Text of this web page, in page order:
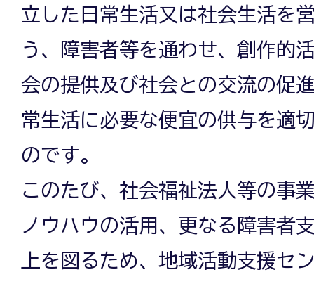
立した日常生活又は社会生活を
う、障害者等を通わせ、創作的
会の提供及び社会との交流の促
常生活に必要な便宜の供与を適
のです。
このたび、社会福祉法人等の事
ノウハウの活用、更なる障害者
上を図るため、地域活動支援セ